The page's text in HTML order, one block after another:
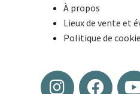
À propos
Lieux de vente et
Politique de